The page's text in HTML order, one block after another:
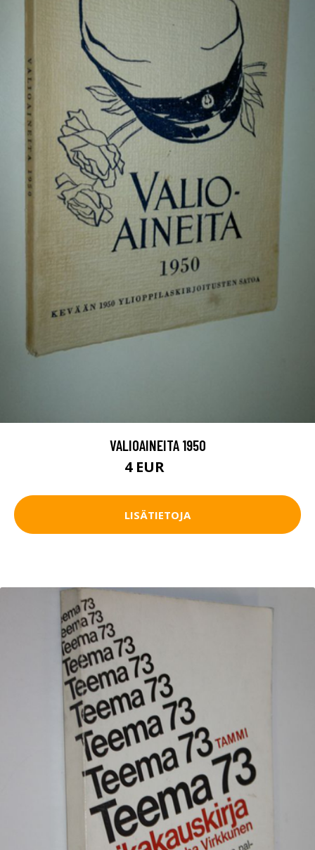
VALIOAINEITA 1950
4 EUR
LISÄTIETOJA